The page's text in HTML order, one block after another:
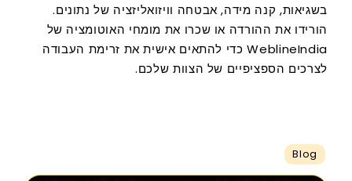
בשגיאות, קנה מידה, אבטחה וויזואליזציה של נתונים.
הורידו את ההורדה או שכרו את מומחי האוטומציה של
WeblineIndia כדי להתאים אישית את זרימת העבודה
לצרכים הספציפיים של הצוות שלכם.
Blog